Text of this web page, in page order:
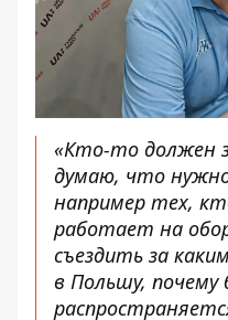
«Кто-то должен
думаю, что
например тех,
работает на
съездить за
в Польшу, почему